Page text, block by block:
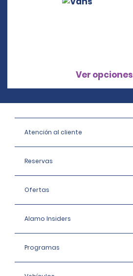
Ver opciones
Atención al cliente
Reservas
Ofertas
Alamo Insiders
Programas